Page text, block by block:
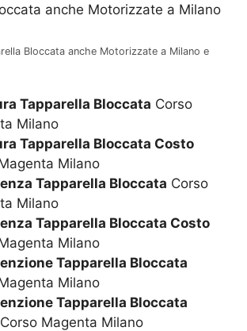
Bloccata anche Motorizzate a Milano e
Tapparella Bloccata Corso
Milano
Tapparella Bloccata Costo
Milano
Tapparella Bloccata Corso
Milano
Tapparella Bloccata Costo
Milano
Tapparella Bloccata
Milano
Tapparella Bloccata
Corso Magenta Milano